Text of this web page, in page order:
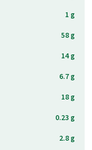
1 g
58 g
14 g
6.7 g
18 g
0.23 g
2.8 g